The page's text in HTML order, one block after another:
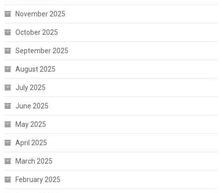
November 2025
October 2025
September 2025
August 2025
July 2025
June 2025
May 2025
April 2025
March 2025
February 2025